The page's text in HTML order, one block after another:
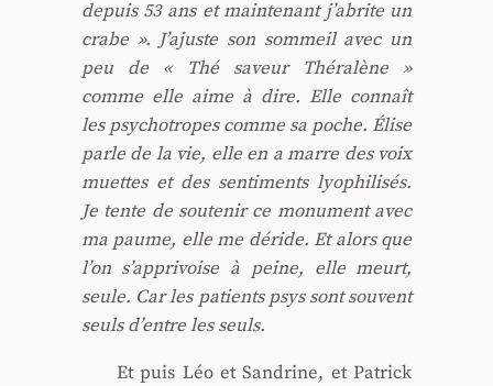
depuis 53 ans et main­te­nant j’abrite un
crabe ». J’ajuste son som­meil avec un
peu de « Thé saveur Thé­ra­lène »
comme elle aime à dire. Elle connaît
les psy­cho­tropes comme sa poche. Élise
parle de la vie, elle en a marre des voix
muettes et des sen­ti­ments lyo­phi­li­sés.
Je tente de sou­te­nir ce monu­ment avec
ma paume, elle me déride. Et alors que
l’on s’apprivoise à peine, elle meurt,
seule. Car les patients psys sont sou­vent
seuls d’entre les seuls.
Et puis Léo et San­drine, et Patrick